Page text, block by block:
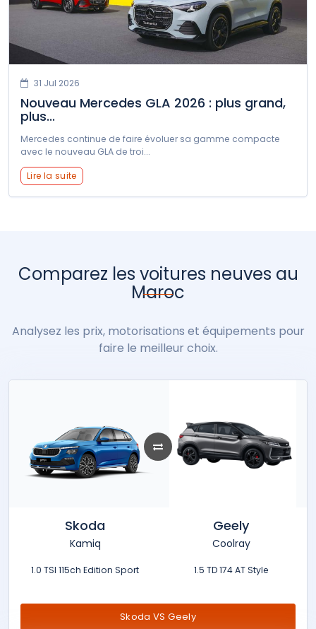
31 Jul 2026
Nouveau Mercedes GLA 2026 : plus grand,
plus...
Mercedes continue de faire évoluer sa gamme compacte
avec le nouveau GLA de troi...
Lire la suite
Comparez les voitures neuves au
Maroc
Analysez les prix, motorisations et équipements pour
faire le meilleur choix.
Skoda
Kamiq
1.0 TSI 115ch Edition Sport
Geely
Coolray
1.5 TD 174 AT Style
Skoda VS Geely